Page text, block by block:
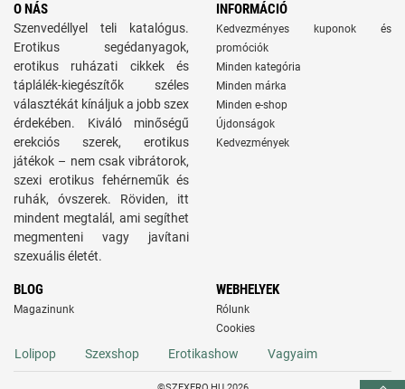
O NÁS
Szenvedéllyel teli katalógus.
Erotikus segédanyagok,
erotikus ruházati cikkek és
táplálék-kiegészítők széles
választékát kínáljuk a jobb szex
érdekében. Kiváló minőségű
erekciós szerek, erotikus
játékok – nem csak vibrátorok,
szexi erotikus fehérneműk és
ruhák, óvszerek. Röviden, itt
mindent megtalál, ami segíthet
megmenteni vagy javítani
szexuális életét.
INFORMÁCIÓ
Kedvezményes kuponok és
promóciók
Minden kategória
Minden márka
Minden e-shop
Újdonságok
Kedvezmények
BLOG
Magazinunk
WEBHELYEK
Rólunk
Cookies
Lolipop Szexshop Erotikashow Vagyaim